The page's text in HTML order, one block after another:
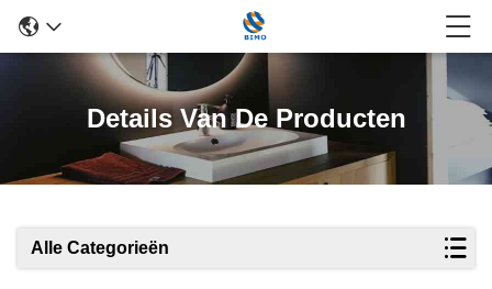
Details Van De Producten
Alle Categorieën